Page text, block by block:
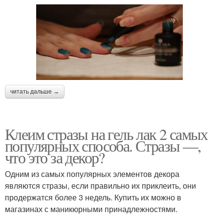
читать дальше →
Клеим стразы на гель лак 2 самых
популярных способа. Стразы —,
что это за декор?
Одним из самых популярных элементов декора
являются стразы, если правильно их приклеить, они
продержатся более 3 недель. Купить их можно в
магазинах с маникюрными принадлежностями.